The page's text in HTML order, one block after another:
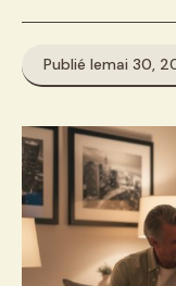
Publié lemai 30,